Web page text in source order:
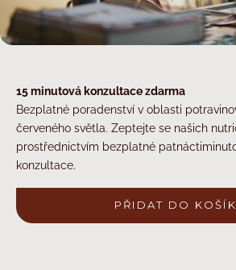
15 minutová konzultace zdarma
Bezplatné poradenství v oblasti
červeného světla. Zeptejte se našich
prostřednictvím bezplatné
konzultace.
PŘIDAT DO